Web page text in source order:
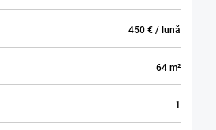
450 € / lună
64 m²
1